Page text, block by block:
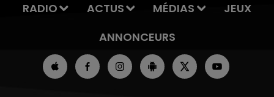
RADIO ACTUS MÉDIAS
JEUX
ANNONCEURS